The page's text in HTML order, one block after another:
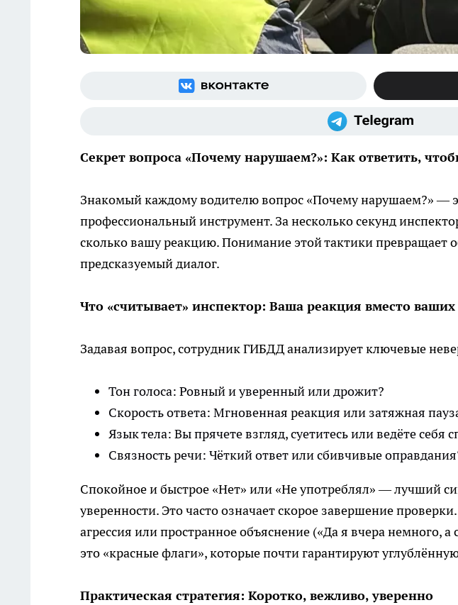
Секрет вопроса «Почему нарушаем?»: Как ответить,
Знакомый каждому водителю вопрос «Почему нарушаем?» —
профессиональный инструмент. За несколько секунд
сколько вашу реакцию. Понимание этой тактики превращает
предсказуемый диалог.
Что «считывает» инспектор: Ваша реакция вместо ваших
Задавая вопрос, сотрудник ГИБДД анализирует ключевые
Тон голоса: Ровный и уверенный или дрожит?
Скорость ответа: Мгновенная реакция или затяжная
Язык тела: Вы прячете взгляд, суетитесь или ведёте себя
Связность речи: Чёткий ответ или сбивчивые
Спокойное и быстрое «Нет» или «Не употреблял» — лучший
уверенности. Это часто означает скорое завершение
агрессия или пространное объяснение («Да я вчера немного, а
это «красные флаги», которые почти гарантируют
Практическая стратегия: Коротко, вежливо, уверенно